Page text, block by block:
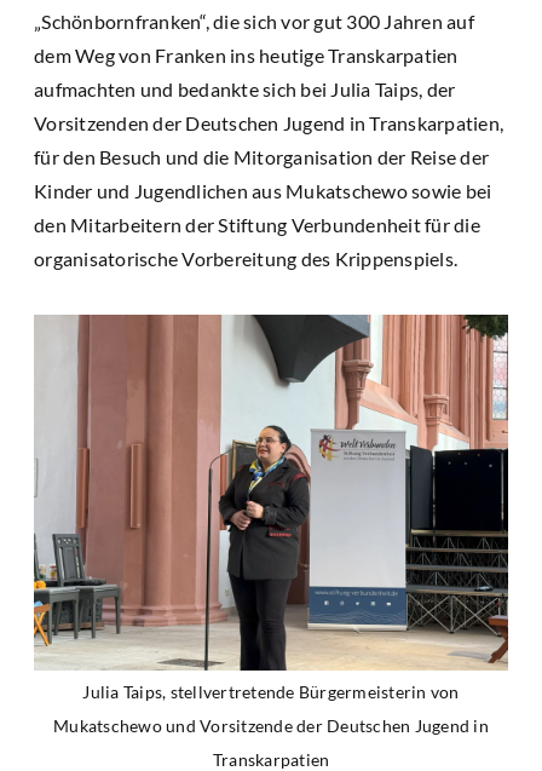
„Schönbornfranken“, die sich vor gut 300 Jahren auf
dem Weg von Franken ins heutige Transkarpatien
aufmachten und bedankte sich bei Julia Taips, der
Vorsitzenden der Deutschen Jugend in Transkarpatien,
für den Besuch und die Mitorganisation der Reise der
Kinder und Jugendlichen aus Mukatschewo sowie bei
den Mitarbeitern der Stiftung Verbundenheit für die
organisatorische Vorbereitung des Krippenspiels.
Julia Taips, stellvertretende Bürgermeisterin von
Mukatschewo und Vorsitzende der Deutschen Jugend in
Transkarpatien